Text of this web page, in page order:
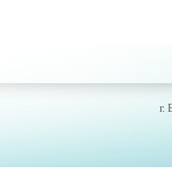
г.